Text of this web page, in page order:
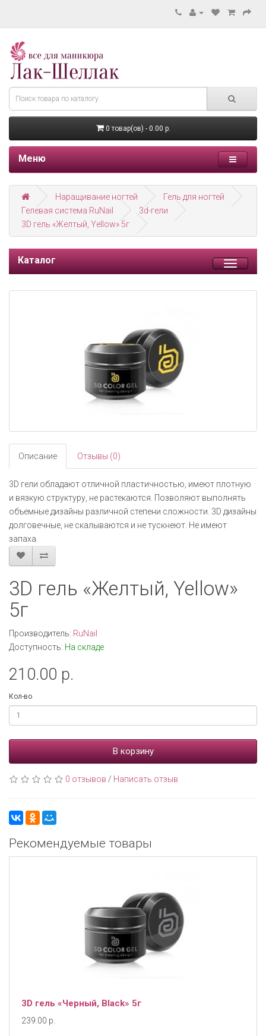
0 товар(ов) - 0.00 р.
Меню
Наращивание ногтей
Гель для ногтей
Гелевая система RuNail
3d-гели
3D гель «Желтый, Yellow» 5г
Каталог
Toggle
Описание Отзывы (0)
3D гели обладают отличной пластичностью, имеют плотную
и вязкую структуру, не растекаются. Позволяют выполнять
объемные дизайны различной степени сложности. 3D дизайны
долговечные, не скалываются и не тускнеют. Не имеют
запаха.
3D гель «Желтый, Yellow»
5г
Производитель: RuNail
Доступность: На складе
210.00 р.
Кол-во
В корзину
0 отзывов / Написать отзыв
Рекомендуемые товары
3D гель «Черный, Black» 5г
239.00 р.